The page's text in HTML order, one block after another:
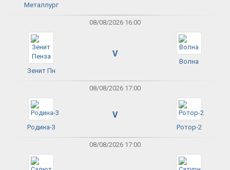
Металлург
08/08/2026 16:00
Зенит Пн
V
Волна
08/08/2026 17:00
Родина-3
V
Ротор-2
08/08/2026 17:00